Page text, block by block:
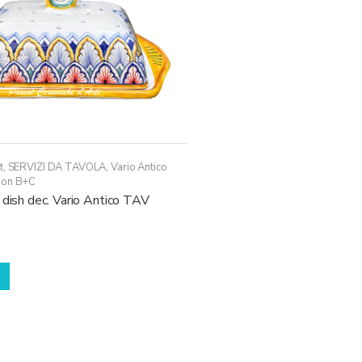
, SERVIZI DA TAVOLA,Vario Antico
B+C
dec. Vario Antico TAV
Questo